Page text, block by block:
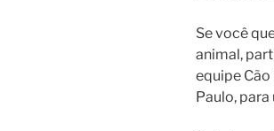
Se você
animal,
equipe
Paulo,